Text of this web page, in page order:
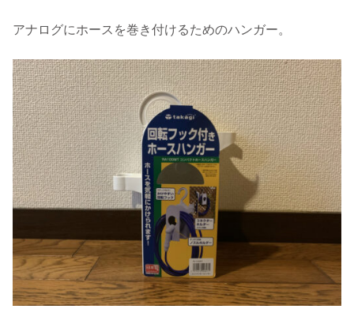
アナログにホースを巻き付けるためのハンガー。